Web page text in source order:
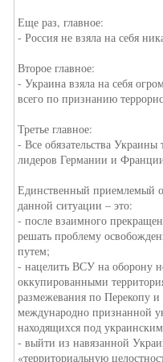
Еще раз, главное:
- Россия не взяла на себя
Второе главное:
- Украина взяла на себя
всего по признанию
Третье главное:
- Все обязательства Украины
лидеров Германии и
Единственный приемлемый
данной ситуации – это:
- после взаимного
решать проблему
путем;
- нацелить ВСУ на оборону
оккупированными
размежевания по Перекопу и
международно признанной
находящихся под
- выйти из навязанной
«территориальную